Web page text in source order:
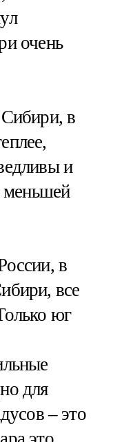
очень
Сибири, в
и
меньшей
в
все
юг
для
– это